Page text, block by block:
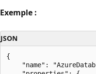
Exemple :
JSON
{
"name":